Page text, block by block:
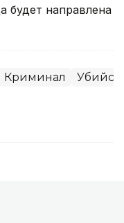
будет направлена
Криминал